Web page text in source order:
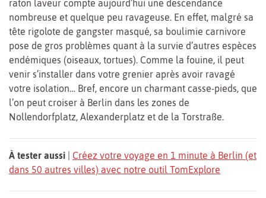
raton laveur compte aujourd’hui une descendance
nombreuse et quelque peu ravageuse. En effet, malgré sa
tête rigolote de gangster masqué, sa boulimie carnivore
pose de gros problèmes quant à la survie d’autres espèces
endémiques (oiseaux, tortues). Comme la fouine, il peut
venir s’installer dans votre grenier après avoir ravagé
votre isolation… Bref, encore un charmant casse-pieds, que
l’on peut croiser à Berlin dans les zones de
Nollendorfplatz, Alexanderplatz et de la Torstraße.
À tester aussi
Créez votre voyage en 1 minute à Berlin (et
dans 50 autres villes) avec notre outil TomExplore